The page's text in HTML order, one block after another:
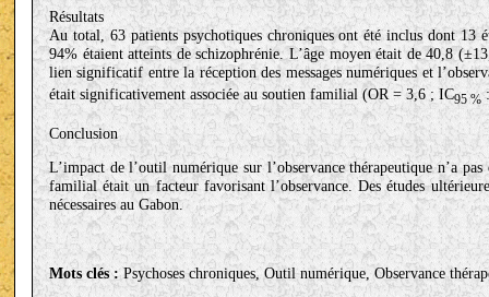
Résultats
Au total, 63 patients psychotiques chroniques ont été inclus dont 13
94% étaient atteints de schizophrénie. L’âge moyen était de 40,8
lien significatif entre la réception des messages numériques et
était significativement associée au soutien familial (OR = 3,6 ; IC95 %
Conclusion
L’impact de l’outil numérique sur l’observance thérapeutique n’a
familial était un facteur favorisant l’observance. Des études
nécessaires au Gabon.
Mots clés :Psychoses chroniques, Outil numérique, Observance